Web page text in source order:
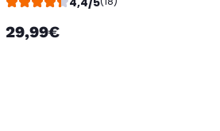
29,99€